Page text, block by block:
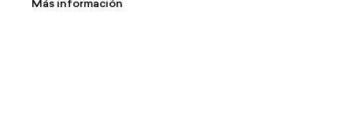
Más información